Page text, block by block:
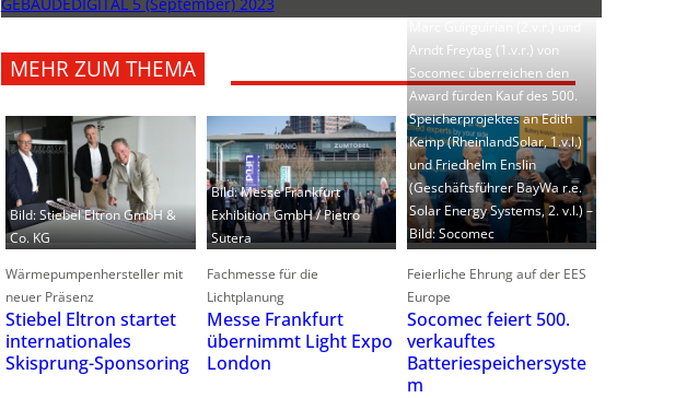
MEHR ZUM THEMA
Bild: Stiebel Eltron GmbH &
Co. KG
Wärmepumpenhersteller mit
neuer Präsenz
Stiebel Eltron startet
internationales
Skisprung-Sponsoring
Bild: Messe Frankfurt
Exhibition GmbH / Pietro
Sutera
Fachmesse für die
Lichtplanung
Messe Frankfurt
übernimmt Light Expo
London
Arndt Freytag (1.v.r.) von
Socomec überreichen den
Award fürden Kauf des 500.
Speicherprojektes an Edith
Kemp (RheinlandSolar, 1.v.l.)
und Friedhelm Enslin
(Geschäftsführer BayWa r.e.
Solar Energy Systems, 2. v.l.) –
Bild: Socomec
Feierliche Ehrung auf der EES
Europe
Socomec feiert 500.
verkauftes
Batteriespeichersyste
m